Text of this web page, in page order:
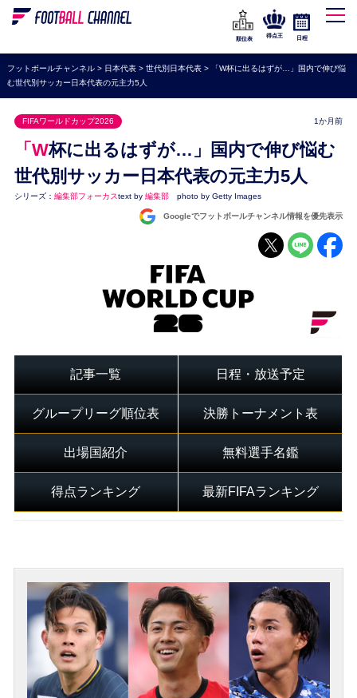
WEリーグ
海外サッカー
プレミアリーグ
ラ・リーガ
セリエA
ブンデスリーガ
UEFA
ナショナルチーム
順位表
得点王 日程
フットボールチャンネル> 日本代表> 世代別日本代表>
「W杯に出るはずが…」国内で伸び悩
む世代別サッカー日本代表の元主力5人
FIFAワールドカップ2026 1か月前
「W杯に出るはずが…」国内で伸び悩む
世代別サッカー日本代表の元主力5人
シリーズ： 編集部フォーカスtext by 編集部 photo by Getty Images
Googleでフットボールチャンネル情報を優先表示
記事一覧 日程・放送予定
グループリーグ順位表 決勝トーナメント表
出場国紹介 無料選手名鑑
得点ランキング 最新FIFAランキング